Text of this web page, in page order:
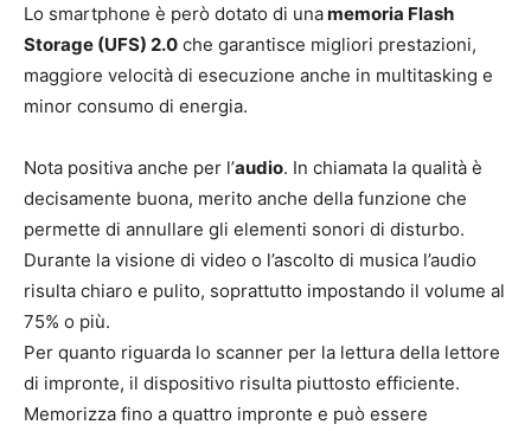
Lo smartphone è però dotato di unamemoria Flash
Storage (UFS) 2.0 che garantisce migliori prestazioni,
maggiore velocità di esecuzione anche in multitasking e
minor consumo di energia.
Nota positiva anche per l’audio. In chiamata la qualità è
decisamente buona, merito anche della funzione che
permette di annullare gli elementi sonori di disturbo.
Durante la visione di video o l’ascolto di musica l’audio
risulta chiaro e pulito, soprattutto impostando il volume al
75% o più.
Per quanto riguarda lo scanner per la lettura della lettore
di impronte, il dispositivo risulta piuttosto efficiente.
Memorizza fino a quattro impronte e può essere